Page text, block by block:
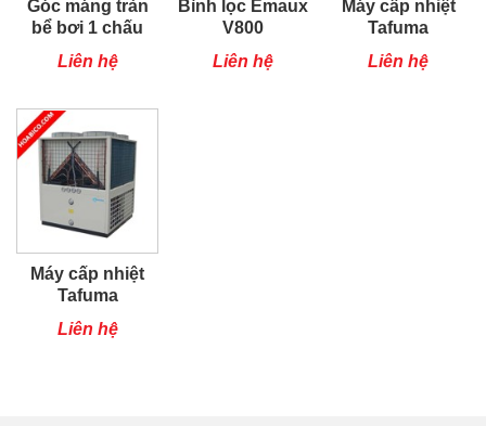
Góc máng tràn
bể bơi 1 chấu
Liên hệ
Bình lọc Emaux
V800
Liên hệ
Máy cấp nhiệt
Tafuma
TSQ100RP
Liên hệ
Máy cấp nhiệt
Tafuma
Liên hệ